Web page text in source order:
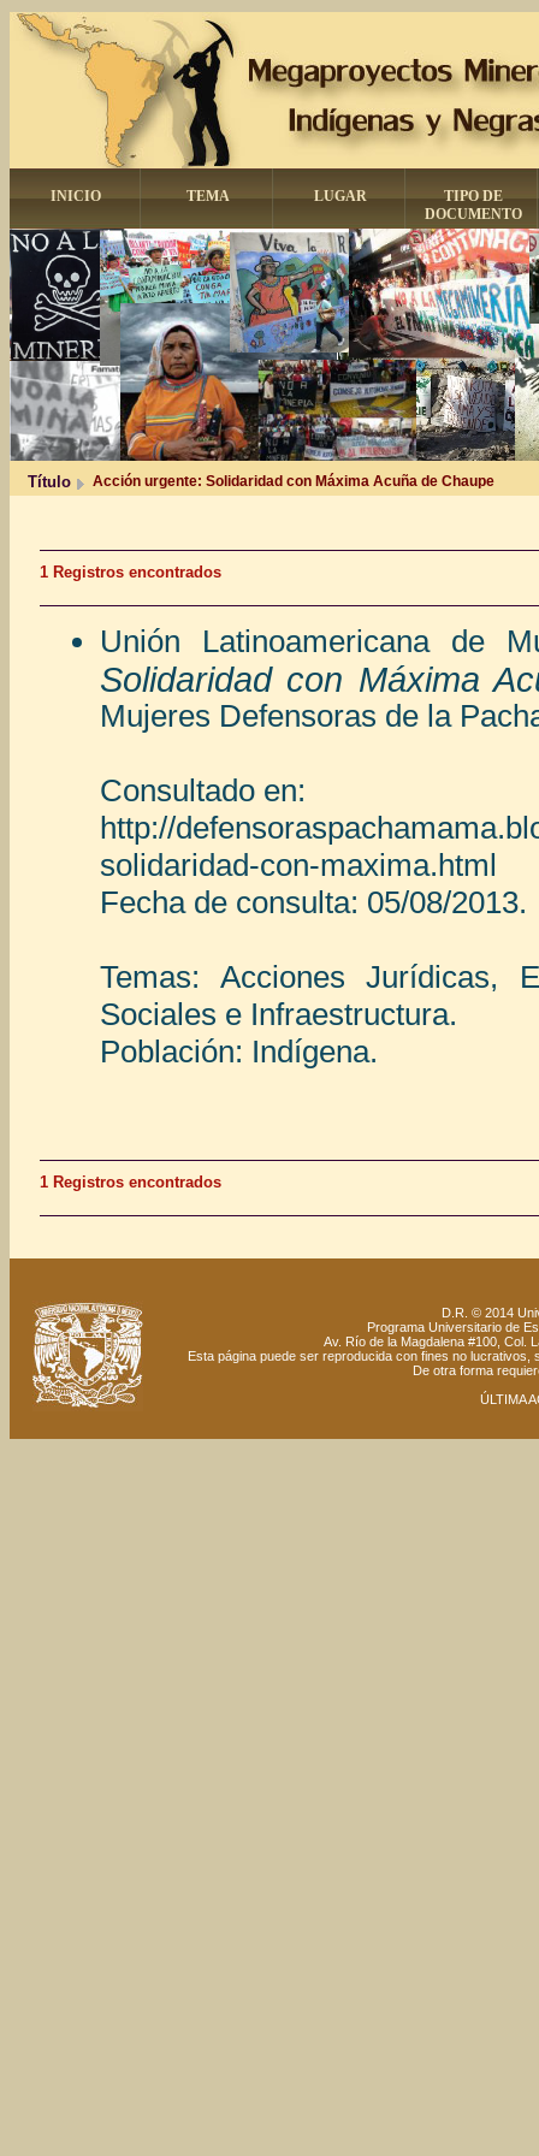
INICIO TEMA LUGAR
TIPO DE
DOCUMENTO
Título Acción urgente: Solidaridad con Máxima Acuña de Chaupe
1 Registros encontrados
Unión Latinoamericana de
Solidaridad con Máxima
Mujeres Defensoras de la
Consultado en:
http://
solidaridad-con-maxima.html
Fecha de consulta: 05/08/2013.
Temas: Acciones Jurídicas,
Sociales e Infraestructura.
Población: Indígena.
1 Registros encontrados
D.R. © 2014
Programa Universitario de
Av. Río de la Magdalena #100, Col.
Esta página puede ser reproducida con fines no
De otra forma
ÚLTIMA